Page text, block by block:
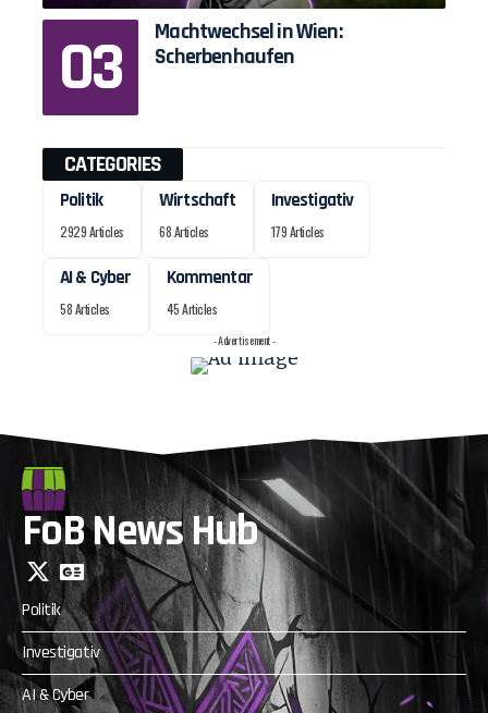
Machtwechsel in Wien:
Scherbenhaufen
CATEGORIES
Politik
2929 Articles
Wirtschaft
68 Articles
Investigativ
179 Articles
AI & Cyber
58 Articles
Kommentar
45 Articles
- Advertisement -
FoB News Hub
Politik
Investigativ
AI & Cyber